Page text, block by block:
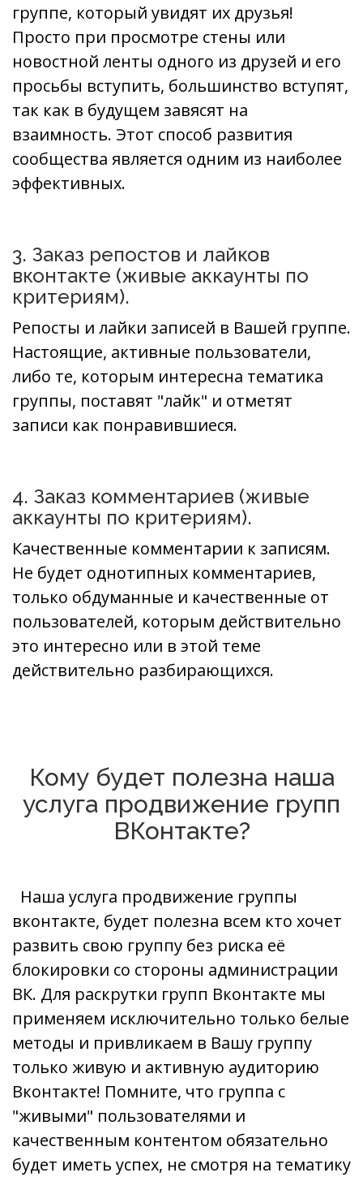
группе, который увидят их друзья!
Просто при просмотре стены или
новостной ленты одного из друзей и его
просьбы вступить, большинство вступят,
так как в будущем завясят на
взаимность. Этот способ развития
сообщества является одним из наиболее
эффективных.
3. Заказ репостов и лайков
вконтакте (живые аккаунты по
критериям).
Репосты и лайки записей в Вашей группе.
Настоящие, активные пользователи,
либо те, которым интересна тематика
группы, поставят "лайк" и отметят
записи как понравившиеся.
4. Заказ комментариев (живые
аккаунты по критериям).
Качественные комментарии к записям.
Не будет однотипных комментариев,
только обдуманные и качественные от
пользователей, которым действительно
это интересно или в этой теме
действительно разбирающихся.
Кому будет полезна наша
услуга продвижение групп
ВКонтакте?
Наша услуга продвижение группы
вконтакте, будет полезна всем кто хочет
развить свою группу без риска её
блокировки со стороны администрации
ВК. Для раскрутки групп Вконтакте мы
применяем исключительно только белые
методы и привликаем в Вашу группу
только живую и активную аудиторию
Вконтакте! Помните, что группа с
"живыми" пользователями и
качественным контентом обязательно
будет иметь успех, не смотря на тематику